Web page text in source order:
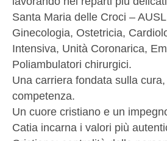
Santa Maria delle Croci –
Ginecologia, Ostetricia,
Intensiva, Unità Coronarica,
Poliambulatori chirurgici.
Una carriera fondata sulla cura,
competenza.
Un cuore cristiano e un
Catia incarna i valori più